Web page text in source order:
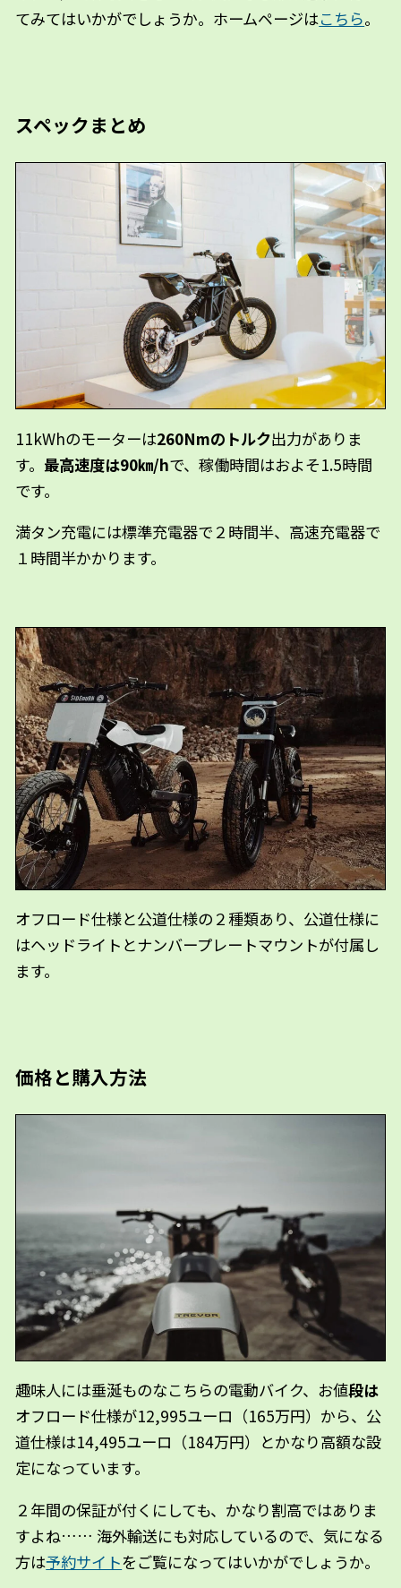
てみてはいかがでしょうか。ホームページはこちら。
スペックまとめ
11kWhのモーターは260Nmのトルク出力がありま
す。 最高速度は90㎞/hで、稼働時間はおよそ1.5時間
です。
満タン充電には標準充電器で２時間半、高速充電器で
１時間半かかります。
オフロード仕様と公道仕様の２種類あり、公道仕様に
はヘッドライトとナンバープレートマウントが付属し
ます。
価格と購入方法
趣味人には垂涎ものなこちらの電動バイク、お値段は
オフロード仕様が12,995ユーロ（165万円）から、公
道仕様は14,495ユーロ（184万円）とかなり高額な設
定になっています。
２年間の保証が付くにしても、かなり割高ではありま
すよね…… 海外輸送にも対応しているので、気になる
方は予約サイトをご覧になってはいかがでしょうか。